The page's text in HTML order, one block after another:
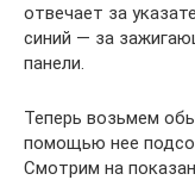
отвечает за
синий — за
панели.
Теперь возьмем
помощью нее
Смотрим на